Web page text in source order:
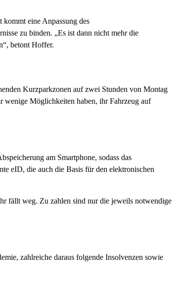
eine Anpassung des
zu binden. „Es ist dann nicht mehr die
betont Hoffer.
Kurzparkzonen auf zwei Stunden von Montag
wenige Möglichkeiten haben, ihr Fahrzeug auf
am Smartphone, sodass das
eID, die auch die Basis für den elektronischen
fällt weg. Zu zahlen sind nur die jeweils notwendige
zahlreiche daraus folgende Insolvenzen sowie